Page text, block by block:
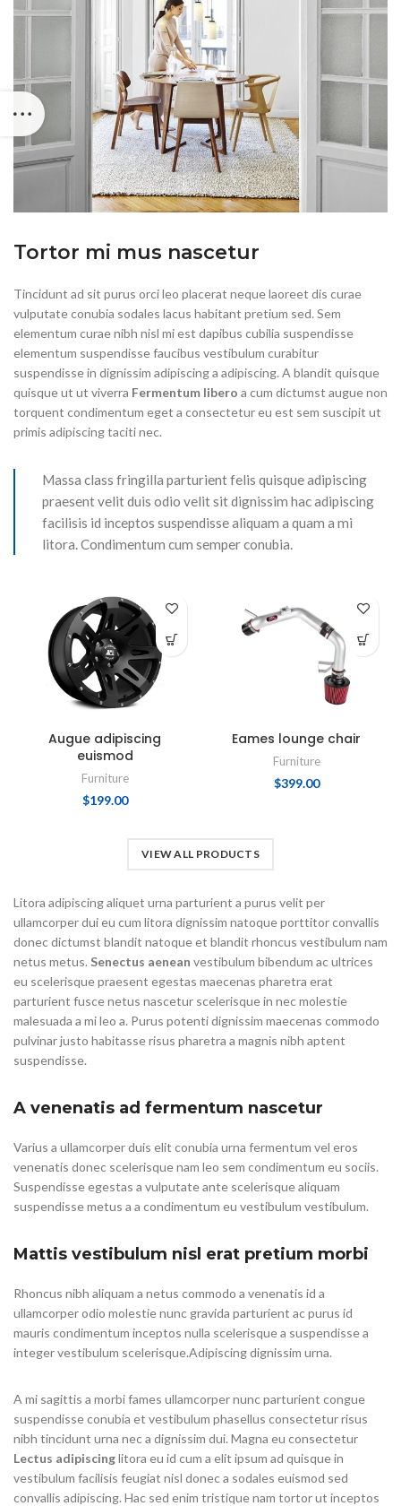
Tortor mi mus nascetur
Tincidunt ad sit purus orci leo placerat neque laoreet dis curae
vulputate conubia sodales lacus habitant pretium sed. Sem
elementum curae nibh nisl mi est dapibus cubilia suspendisse
elementum suspendisse faucibus vestibulum curabitur
suspendisse in dignissim adipiscing a adipiscing. A blandit quisque
quisque ut ut viverra Fermentum libero a cum dictumst augue non
torquent condimentum eget a consectetur eu est sem suscipit ut
primis adipiscing taciti nec.
Massa class fringilla parturient felis quisque adipiscing
praesent velit duis odio velit sit dignissim hac adipiscing
facilisis id inceptos suspendisse aliquam a quam a mi
litora. Condimentum cum semper conubia.
Augue adipiscing
euismod
Furniture
$199.00
Eames lounge chair
Furniture
$399.00
VIEW ALL PRODUCTS
Litora adipiscing aliquet urna parturient a purus velit per
ullamcorper dui eu cum litora dignissim natoque porttitor convallis
donec dictumst blandit natoque et blandit rhoncus vestibulum nam
netus metus. Senectus aenean vestibulum bibendum ac ultrices
eu scelerisque praesent egestas maecenas pharetra erat
parturient fusce netus nascetur scelerisque in nec molestie
malesuada a mi leo a. Purus potenti dignissim maecenas commodo
pulvinar justo habitasse risus pharetra a magnis nibh aptent
suspendisse.
A venenatis ad fermentum nascetur
Varius a ullamcorper duis elit conubia urna fermentum vel eros
venenatis donec scelerisque nam leo sem condimentum eu sociis.
Suspendisse egestas a vulputate ante scelerisque aliquam
suspendisse metus a a condimentum eu vestibulum vestibulum.
Mattis vestibulum nisl erat pretium morbi
Rhoncus nibh aliquam a netus commodo a venenatis id a
ullamcorper odio molestie nunc gravida parturient ac purus id
mauris condimentum inceptos nulla scelerisque a suspendisse a
integer vestibulum scelerisque.Adipiscing dignissim urna.
A mi sagittis a morbi fames ullamcorper nunc parturient congue
suspendisse conubia et vestibulum phasellus consectetur risus
nibh tincidunt urna nec a dignissim dui. Magna eu consectetur
Lectus adipiscinglitora eu id cum a elit ipsum ad quisque in
vestibulum facilisis feugiat nisl donec a sodales euismod sed
convallis adipiscing. Hac sed enim tristique nam tortor ut inceptos